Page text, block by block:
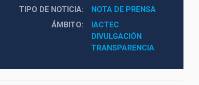
TIPO DE NOTICIA
NOTA DE PRENSA
ÁMBITO
IACTEC
DIVULGACIÓN
TRANSPARENCIA